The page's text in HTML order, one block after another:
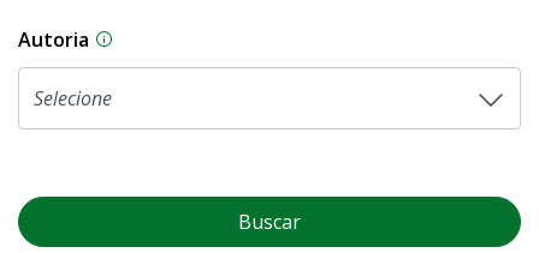
Autoria As proposições legislativas na CLDF podem
Buscar